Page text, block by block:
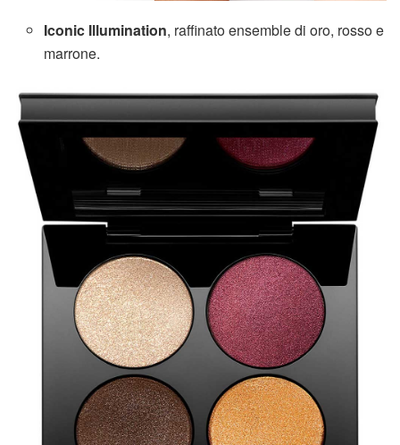
Iconic Illumination, raffinato ensemble di oro, rosso e
marrone.